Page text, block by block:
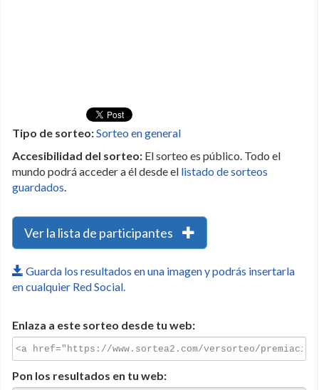
Tipo de sorteo:Sorteo en general
Accesibilidad del sorteo: El sorteo es público. Todo el
mundo podrá acceder a él desde el listado de sorteos
guardados.
Ver la lista de participantes
Guarda los resultados en una imagen y podrás insertarla
en cualquier Red Social.
Enlaza a este sorteo desde tu web:
Pon los resultados en tu web: